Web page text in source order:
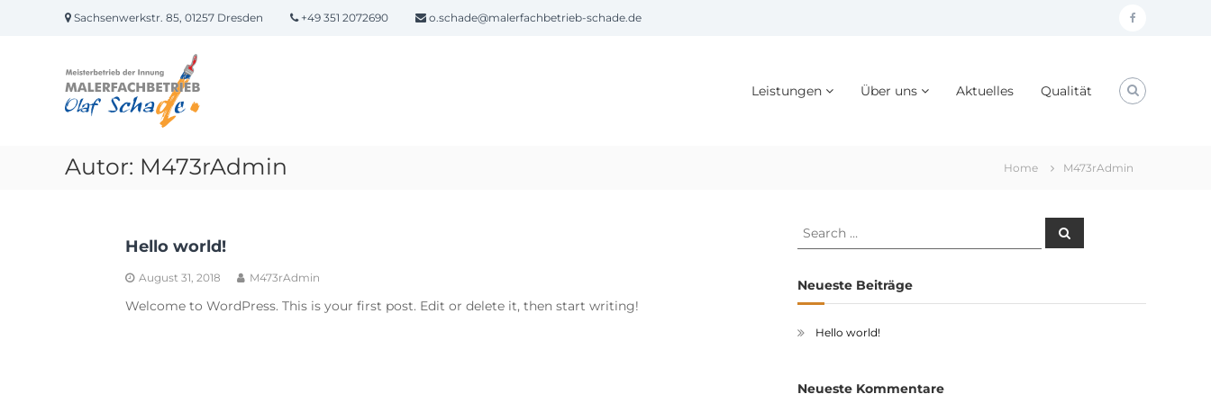
Sachsenwerkstr. 85, 01257 Dresden +49 351 2072690 o.schade@malerfachbetrieb-schade.de facebook
Malerfachbetrieb
Olaf
Schade
Professionelles
Leistungen Über uns Aktuelles Qualität
Autor: M473rAdmin Home M473rAdmin
Hello world!
August 31, 2018 M473rAdmin
Welcome to WordPress. This is your first post. Edit or delete it, then start writing!
Search
Search
Neueste Beiträge
Hello world!
Neueste Kommentare